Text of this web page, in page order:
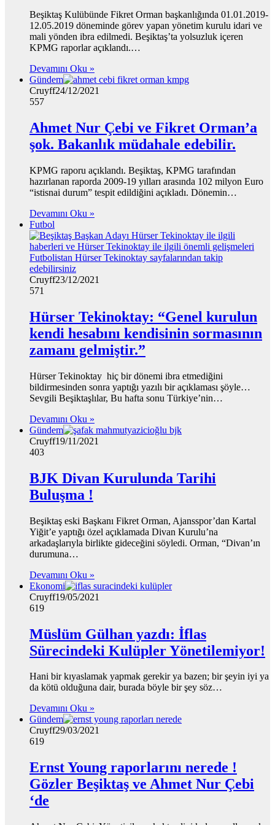
Beşiktaş Kulübünde Fikret Orman başkanlığında 01.01.2019-
12.05.2019 döneminde görev yapan yönetim kurulu idari ve
mali yönden ibra edilmedi. Beşiktaş’ta yolsuzluk içeren
KPMG raporlar açıklandı.…
Devamını Oku »
Gündem
Cruyff24/12/2021
557
Ahmet Nur Çebi ve Fikret Orman’a
şok. Bakanlık müdahale edebilir.
KPMG raporu açıklandı. Beşiktaş, KPMG tarafından
hazırlanan raporda 2009-19 yılları arasında 102 milyon Euro
“istisnai durum” tespit edildiğini açıkladı. Dönemin…
Devamını Oku »
Futbol
Cruyff23/12/2021
571
Hürser Tekinoktay: “Genel kurulun
kendi hesabını kendisinin sormasının
zamanı gelmiştir.”
Hürser Tekinoktay hiç bir dönemi ibra etmediğini
bildirmesinden sonra yaptığı yazılı bir açıklaması şöyle…
Sevgili Beşiktaşlılar, Bu hafta sonu Türkiye’nin…
Devamını Oku »
Gündem
Cruyff19/11/2021
403
BJK Divan Kurulunda Tarihi
Buluşma !
Beşiktaş eski Başkanı Fikret Orman, Ajansspor’dan Kartal
Yiğit’e yaptığı özel açıklamada Divan Kurulu’na
arkadaşlarıyla birlikte gideceğini söyledi. Orman, “Divan’ın
durumuna…
Devamını Oku »
Ekonomi
Cruyff19/05/2021
619
Müslüm Gülhan yazdı: İflas
Sürecindeki Kulüpler Yönetilemiyor!
Hani bir kıyaslamak yapmak gerekir ya bazen; bir şeyin iyi ya
da kötü olduğuna dair, burada böyle bir şey söz…
Devamını Oku »
Gündem
Cruyff29/03/2021
619
Ernst Young raporlarını nerede !
Gözler Beşiktaş ve Ahmet Nur Çebi
‘de